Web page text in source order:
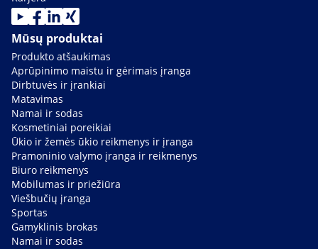
Mūsų produktai
Produkto atšaukimas
Aprūpinimo maistu ir gėrimais įranga
Dirbtuvės ir įrankiai
Matavimas
Namai ir sodas
Kosmetiniai poreikiai
Ūkio ir žemės ūkio reikmenys ir įranga
Pramoninio valymo įranga ir reikmenys
Biuro reikmenys
Mobilumas ir priežiūra
Viešbučių įranga
Sportas
Gamyklinis brokas
Namai ir sodas